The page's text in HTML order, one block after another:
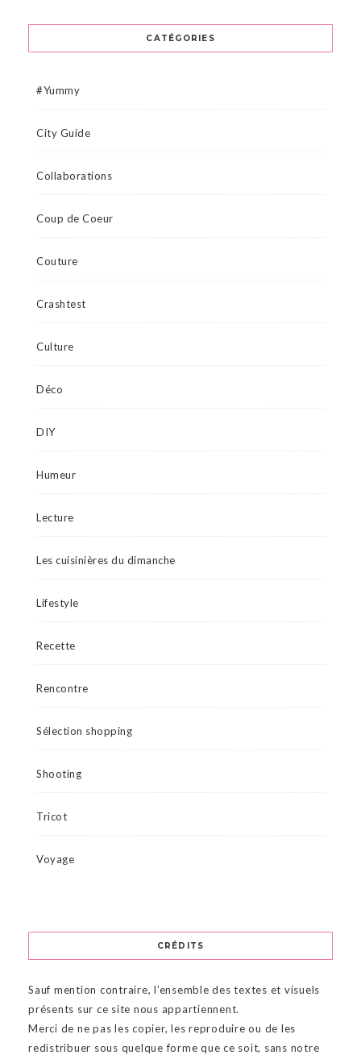
CATÉGORIES
#Yummy
City Guide
Collaborations
Coup de Coeur
Couture
Crashtest
Culture
Déco
DIY
Humeur
Lecture
Les cuisinières du dimanche
Lifestyle
Recette
Rencontre
Sélection shopping
Shooting
Tricot
Voyage
CRÉDITS
Sauf mention contraire, l’ensemble des textes et visuels
présents sur ce site nous appartiennent.
Merci de ne pas les copier, les reproduire ou de les
redistribuer sous quelque forme que ce soit, sans notre